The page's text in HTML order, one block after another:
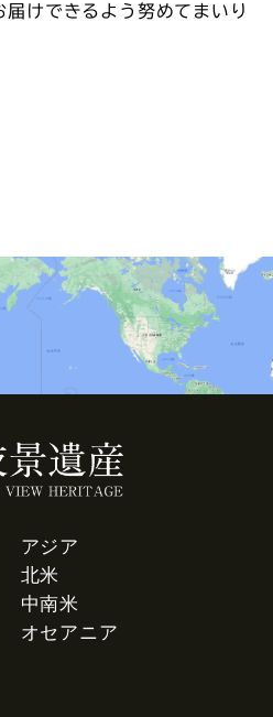
けできるよう努めてまいり
アジア
北米
中南米
オセアニア